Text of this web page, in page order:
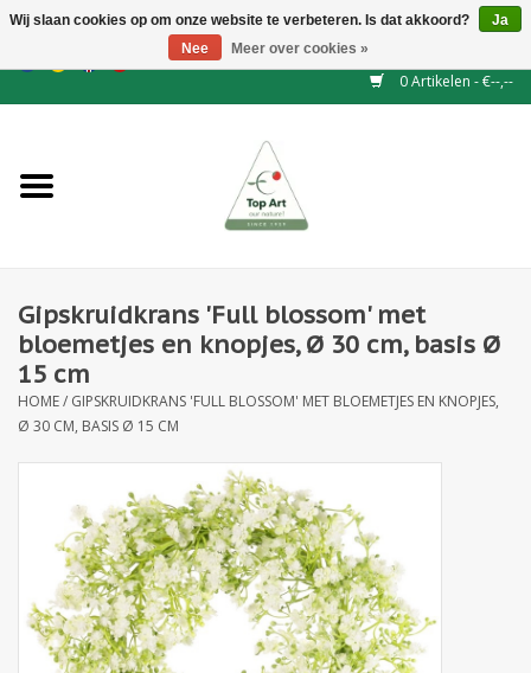
EUR/GBP/CHF
0 Artikelen - €--,--
NIEUW
Binderij
Kunstbloemen
Blad - en Bessentakken
Kunstfruit
Home deco
Gipskruidkrans 'Full blossom' met
bloemetjes en knopjes, Ø 30 cm, basis Ø
15 cm
HOME/ GIPSKRUIDKRANS 'FULL BLOSSOM' MET BLOEMETJES EN KNOPJES,
Ø 30 CM, BASIS Ø 15 CM
Wij slaan cookies op om onze website te verbeteren. Is dat akkoord?
Ja
Nee
Meer over cookies »